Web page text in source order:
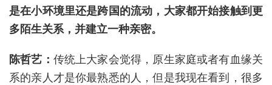
是在小环境里还是跨国的流动，大家都开始接触到更
多陌生关系，并建立一种亲密。
陈哲艺： 传统上大家会觉得，原生家庭或者有血缘关
系的亲人才是你最熟悉的人，但是我现在看到，很多